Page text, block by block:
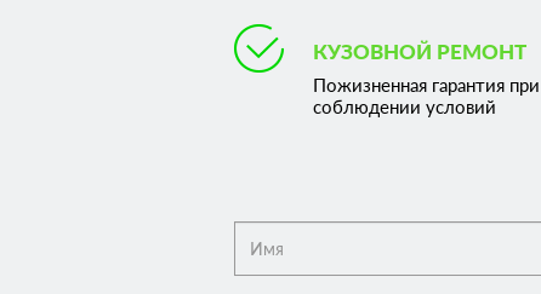
КУЗОВНОЙ РЕМОНТ
Пожизненная гарантия при
соблюдении условий